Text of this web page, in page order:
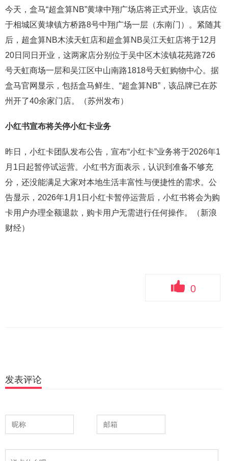
今天，盒马“超盒算NB”黄埭中翔广场店将正式开业。该店位
于相城区黄埭镇方桥路8号中翔广场一层（东南门）。紧随其
后，超盒算NB木渎天虹店和超盒算NB吴江天虹店将于12月
20日同日开业，这两家店分别位于吴中区木渎镇花苑路726
号天虹商场一层和吴江区中山南路1818号天虹购物中心。据
盒马官网显示，包括盒马鲜生、“超盒算NB”，该品牌已在苏
州开了40余家门店。（苏州发布）
小红书宣布将关停小红卡业务
昨日，小红卡团队发布公告，宣布“小红卡”业务将于2026年1
月1日起暂停试运营。小红书方面表示，认识到准备不够充
分，还没能满足大家对本地生活丰富性与便捷性的需求。公
告显示，2026年1月1日小红卡暂停运营后，小红书将会为购
卡用户办理全额退款，购卡用户无需进行任何操作。（新浪
财经）
0
发表评论